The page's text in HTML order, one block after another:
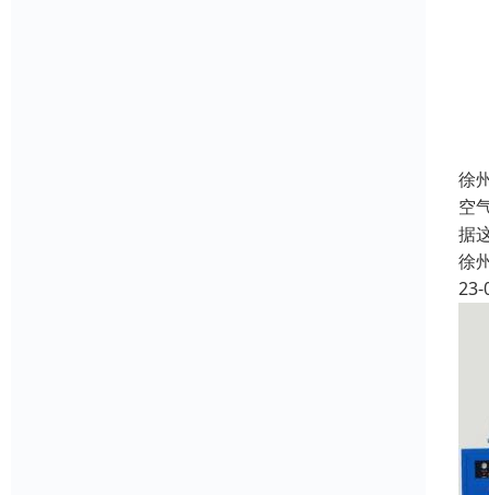
徐
空
据
徐
23-